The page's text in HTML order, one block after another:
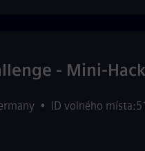
- Mini-
• ID volného